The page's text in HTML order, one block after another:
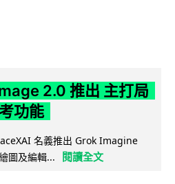
2.0 推出 主打局
功能
名義推出 Grok Imagine
圖及編輯...
閱讀全文